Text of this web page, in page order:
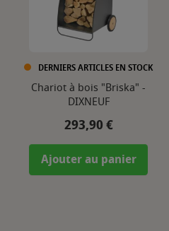
DERNIERS ARTICLES EN STOCK
Chariot à bois "Briska" -
DIXNEUF
Prix
293,90 €
Ajouter au panier